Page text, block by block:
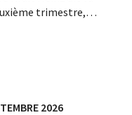
trimestre,
2026